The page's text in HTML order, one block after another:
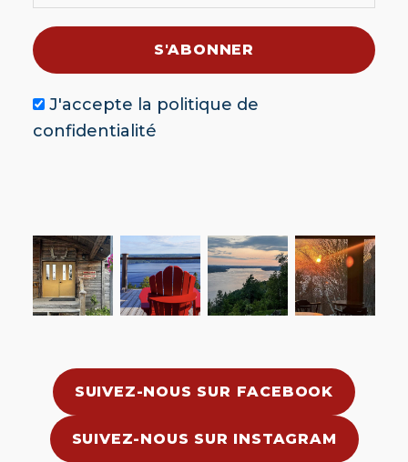
J'accepte la politique de
confidentialité
SUIVEZ-NOUS SUR FACEBOOK
SUIVEZ-NOUS SUR INSTAGRAM